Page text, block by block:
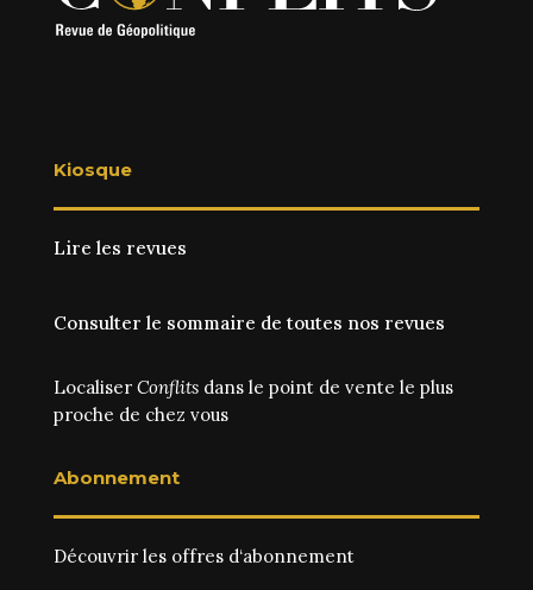
Kiosque
Lire les revues
Consulter le sommaire de toutes nos revues
Localiser Conflitsdans le point de vente le plus
proche de chez vous
Abonnement
Découvrir les offres d‘abonnement